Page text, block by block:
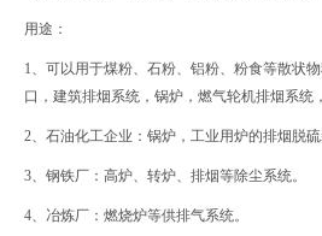
用途：
1、可以用于煤粉、石粉、铝粉、粉食等散状
口，建筑排烟系统，锅炉，燃气轮机排烟系统
2、石油化工企业：锅炉，工业用炉的排烟脱
3、钢铁厂：高炉、转炉、排烟等除尘系统。
4、冶炼厂：燃烧炉等供排气系统。